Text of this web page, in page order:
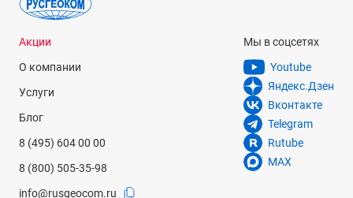
Акции
О компании
Услуги
Блог
8 (495) 604 00 00
8 (800) 505-35-98
info@rusgeocom.ru
Мы в соцсетях
Youtube
Яндекс.Дзен
Вконтакте
Telegram
Rutube
MAX